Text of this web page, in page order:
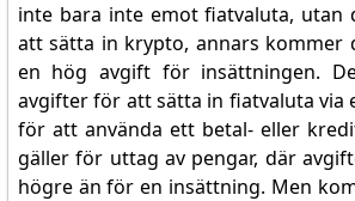
inte bara inte emot fiatvaluta, utan
att sätta in krypto, annars kommer
en hög avgift för insättningen.
avgifter för att sätta in fiatvaluta via
för att använda ett betal- eller
gäller för uttag av pengar, där
högre än för en insättning. Men